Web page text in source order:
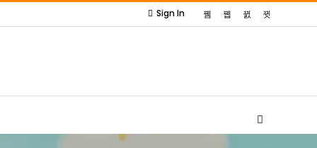
Sign In